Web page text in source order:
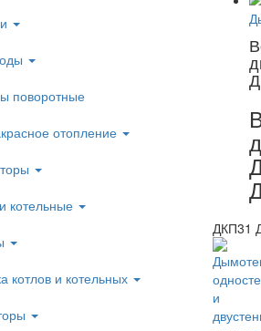
поворотные
отопление
котельные
котлов и котельных
ДКП31